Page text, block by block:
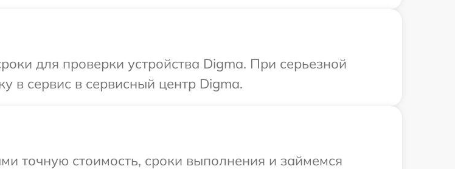
для проверки устройства Digma. При серьезной
в сервис в сервисный центр Digma.
точную стоимость, сроки выполнения и займемся